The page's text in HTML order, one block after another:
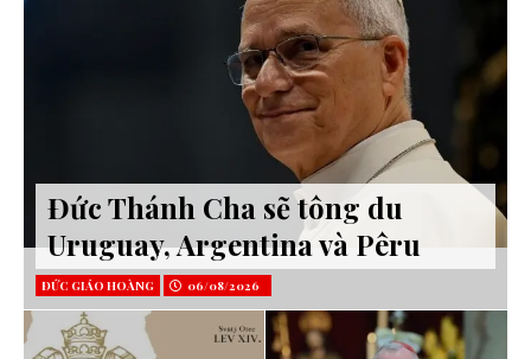
Đức Thánh Cha sẽ tông du
Uruguay, Argentina và Pêru
ĐỨC GIÁO HOÀNG 06/08/2026